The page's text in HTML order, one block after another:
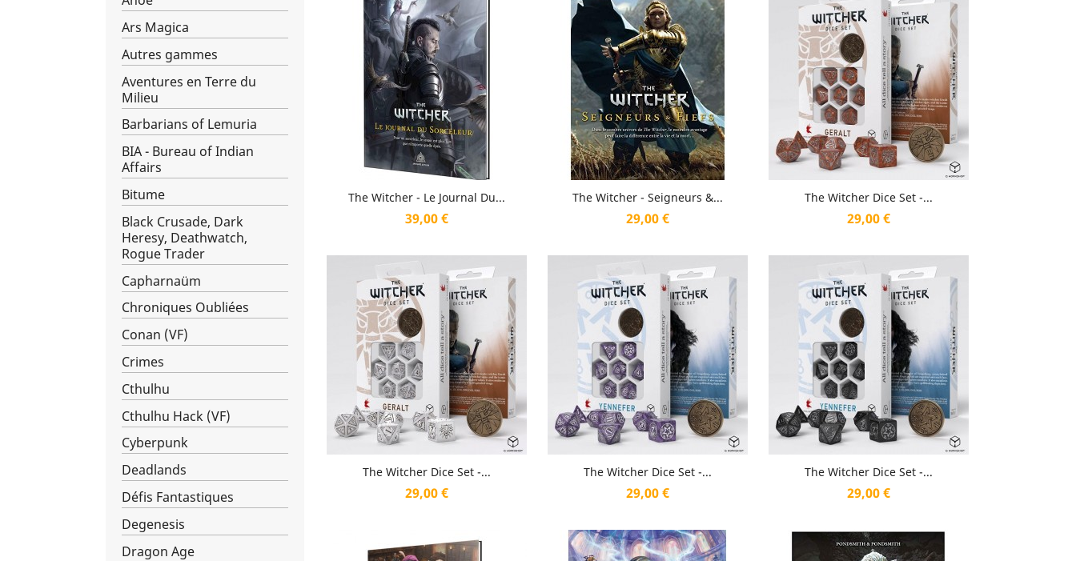
Ars Magica
Autres gammes
Aventures en Terre du
Milieu
Barbarians of Lemuria
BIA - Bureau of Indian
Affairs
Bitume
Black Crusade, Dark
Heresy, Deathwatch,
Rogue Trader
Capharnaüm
Chroniques Oubliées
Conan (VF)
Crimes
Cthulhu
Cthulhu Hack (VF)
Cyberpunk
Deadlands
Défis Fantastiques
Degenesis
Dragon Age
The Witcher - Le Journal Du...
Prix
39,00 €
Aperçu rapide The Witcher - Seigneurs &...
Prix
29,00 €
Aperçu rapide The Witcher Dice Set -...
Prix
29,00 €
Aperçu rapide
The Witcher Dice Set -...
Prix
29,00 €
Aperçu rapide The Witcher Dice Set -...
Prix
29,00 €
Aperçu rapide The Witcher Dice Set -...
Prix
29,00 €
Aperçu rapide